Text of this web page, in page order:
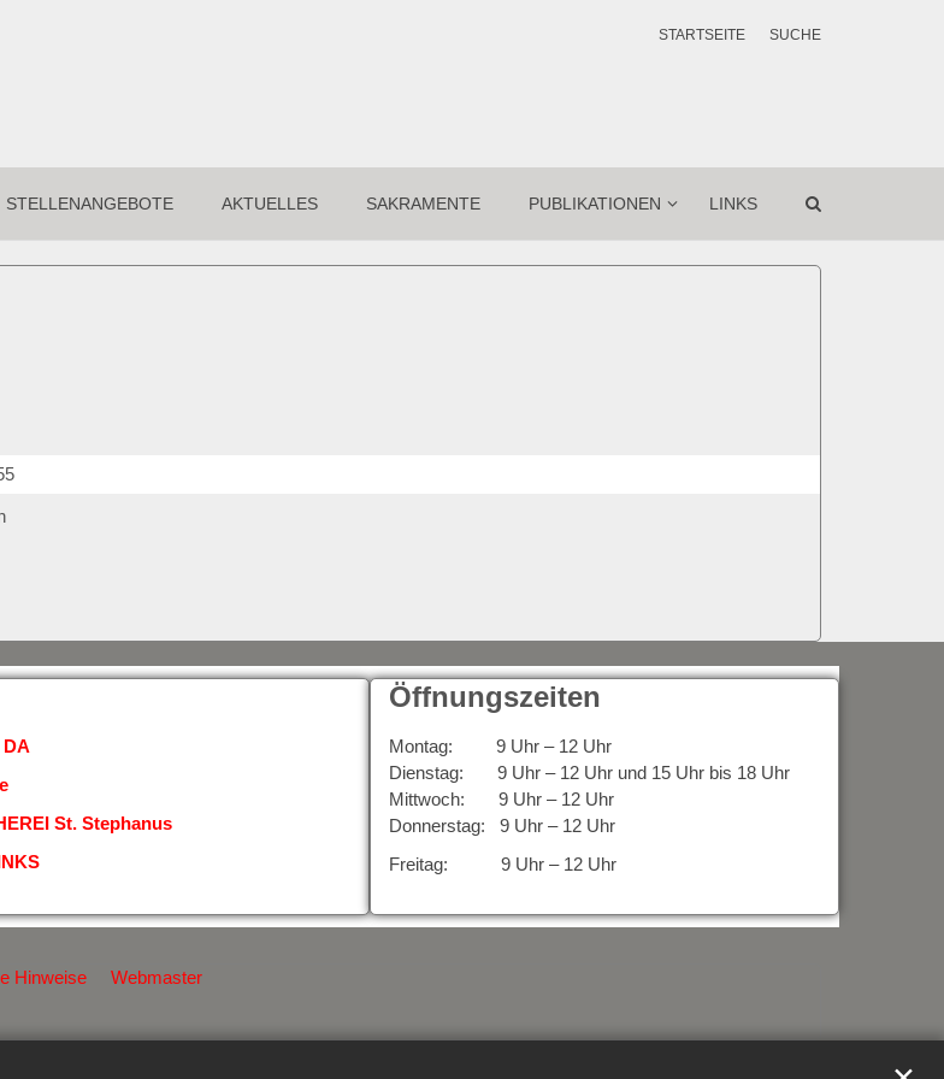
STARTSEITE SUCHE
STELLENANGEBOTE AKTUELLES SAKRAMENTE PUBLIKATIONEN LINKS
DA
St. Stephanus
Öffnungszeiten
Montag: 9 Uhr – 12 Uhr
Dienstag: 9 Uhr – 12 Uhr und 15 Uhr bis 18 Uhr
Mittwoch: 9 Uhr – 12 Uhr
Donnerstag: 9 Uhr – 12 Uhr
Freitag: 9 Uhr – 12 Uhr
Hinweise Webmaster